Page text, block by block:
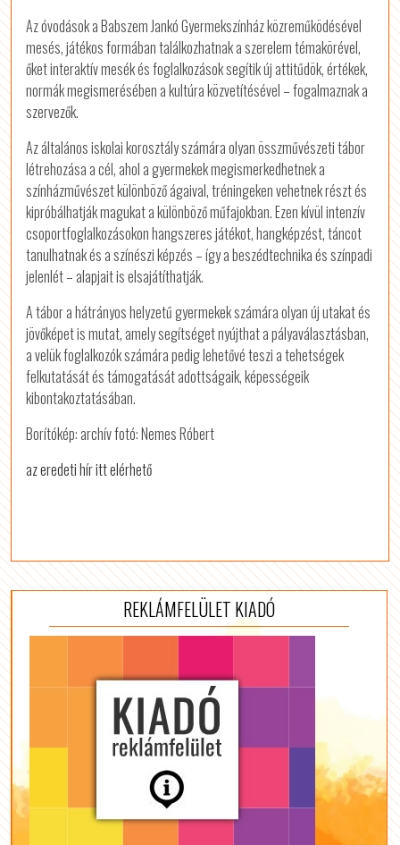
Az óvodások a Babszem Jankó Gyermekszínház közreműködésével
mesés, játékos formában találkozhatnak a szerelem témakörével,
őket interaktív mesék és foglalkozások segítik új attitűdök, értékek,
normák megismerésében a kultúra közvetítésével – fogalmaznak a
szervezők.
Az általános iskolai korosztály számára olyan összművészeti tábor
létrehozása a cél, ahol a gyermekek megismerkedhetnek a
színházművészet különböző ágaival, tréningeken vehetnek részt és
kipróbálhatják magukat a különböző műfajokban. Ezen kívül intenzív
csoportfoglalkozásokon hangszeres játékot, hangképzést, táncot
tanulhatnak és a színészi képzés – így a beszédtechnika és színpadi
jelenlét – alapjait is elsajátíthatják.
A tábor a hátrányos helyzetű gyermekek számára olyan új utakat és
jövőképet is mutat, amely segítséget nyújthat a pályaválasztásban,
a velük foglalkozók számára pedig lehetővé teszi a tehetségek
felkutatását és támogatását adottságaik, képességeik
kibontakoztatásában.
Borítókép: archív fotó: Nemes Róbert
az eredeti hír itt elérhető
REKLÁMFELÜLET KIADÓ